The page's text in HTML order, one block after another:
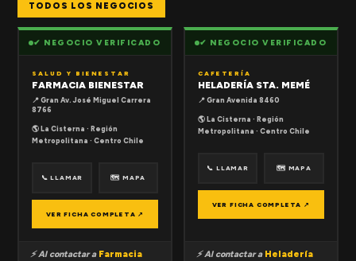
TODOS LOS NEGOCIOS
✔ NEGOCIO VERIFICADO
SALUD Y BIENESTAR
FARMACIA BIENESTAR
📍 Gran Av. José Miguel Carrera
8766
🌎 La Cisterna · Región
Metropolitana · Centro Chile
📞 LLAMAR 🗺 MAPA
VER FICHA COMPLETA ↗
⚡ Al contactar a Farmacia
✔ NEGOCIO VERIFICADO
CAFETERÍA
HELADERÍA STA. MEMÉ
📍 Gran Avenida 8460
🌎 La Cisterna · Región
Metropolitana · Centro Chile
📞 LLAMAR 🗺 MAPA
VER FICHA COMPLETA ↗
⚡ Al contactar a Heladería